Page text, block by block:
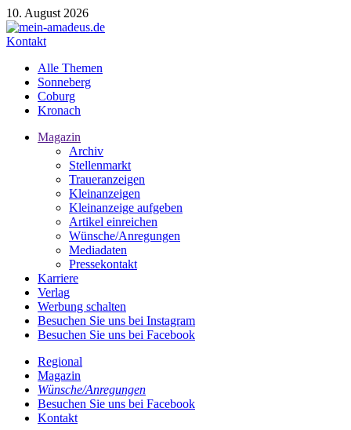
10. August 2026
Kontakt
Alle Themen
Sonneberg
Coburg
Kronach
Magazin
Archiv
Stellenmarkt
Traueranzeigen
Kleinanzeigen
Kleinanzeige aufgeben
Artikel einreichen
Wünsche/Anregungen
Mediadaten
Pressekontakt
Karriere
Verlag
Werbung schalten
Besuchen Sie uns bei Instagram
Besuchen Sie uns bei Facebook
Regional
Magazin
Wünsche/Anregungen
Besuchen Sie uns bei Facebook
Kontakt